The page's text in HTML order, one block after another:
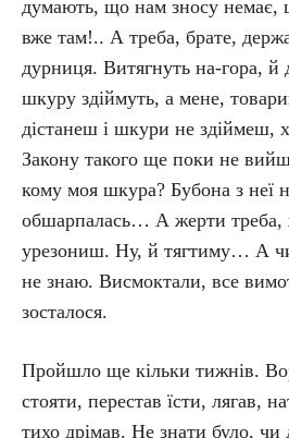
думають, що нам зносу
вже там!.. А треба, брате,
дурниця. Витягнуть на-гора,
шкуру здіймуть, а мене,
дістанеш і шкури не здіймеш,
Закону такого ще поки не
кому моя шкура? Бубона з неї
обшарпалась… А жерти треба,
урезониш. Ну, й тягтиму… А
не знаю. Висмоктали, все
зосталося.
Пройшло ще кільки тижнів.
стояти, перестав їсти, лягав,
тихо дрімав. Не знати було,